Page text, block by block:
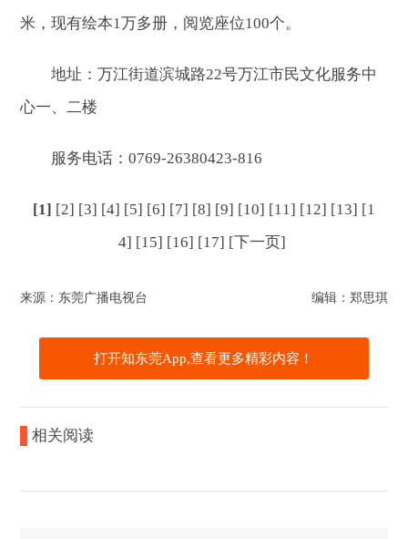
米，现有绘本1万多册，阅览座位100个。
地址：万江街道滨城路22号万江市民文化服务中
心一、二楼
服务电话：0769-26380423-816
[1] [2] [3] [4] [5] [6] [7] [8] [9] [10] [11] [12] [13] [1
4] [15] [16] [17] [下一页]
来源：东莞广播电视台 编辑：郑思琪
打开知东莞App,查看更多精彩内容！
相关阅读